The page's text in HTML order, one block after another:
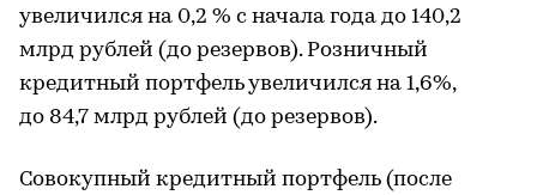
увеличился на 0,2 % с начала года до 140,2
млрд рублей (до резервов). Розничный
кредитный портфель увеличился на 1,6%,
до 84,7 млрд рублей (до резервов).
Совокупный кредитный портфель (после